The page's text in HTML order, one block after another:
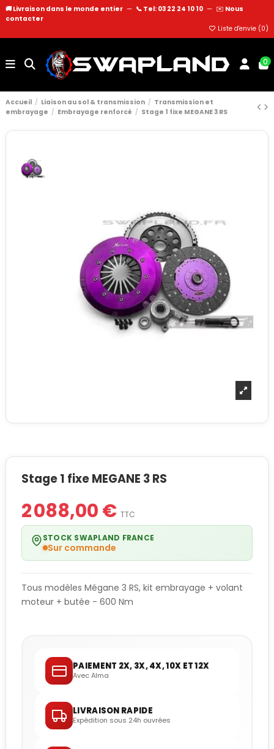
🚚 Livraison dans le monde entier — 📞 Tel: 03 22 24 10 10 — ✉️ Nous
contacter
Liste d'envie (0)
0
Accueil Liaison au sol & transmission
Transmission et
embrayage
Embrayage renforcé Stage 1 fixe MEGANE 3 RS
Stage 1 fixe MEGANE 3 RS
2 088,00 € TTC
STOCK SWAPLAND FRANCE
Sur commande
Tous modèles Mégane 3 RS, kit embrayage + volant
moteur + butée - 600 Nm
PAIEMENT 2X, 3X, 4X, 10X ET 12X
Avec Alma
LIVRAISON RAPIDE
Expédition sous 24h ouvrées